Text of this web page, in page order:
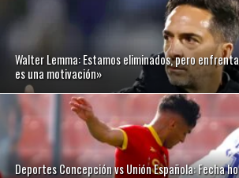
Walter Lemma: Estamos eliminados, pero
es una motivación»
Deportes Concepción vs Unión Española: Fecha